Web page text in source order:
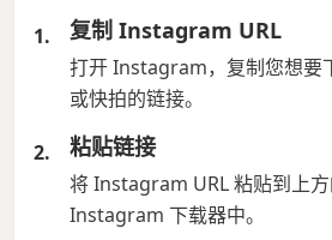
复制 Instagram URL
打开 Instagram，复制您想要
或快拍的链接。
粘贴链接
将 Instagram URL 粘贴到上方
Instagram 下载器中。